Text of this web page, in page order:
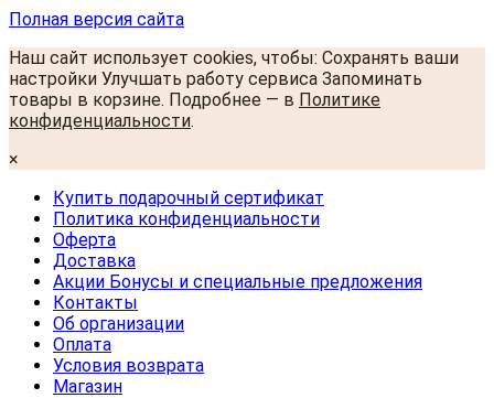
Полная версия сайта
Наш сайт использует cookies, чтобы: Сохранять ваши
настройки Улучшать работу сервиса Запоминать
товары в корзине. Подробнее — в Политике
конфиденциальности.
×
Купить подарочный сертификат
Политика конфиденциальности
Оферта
Доставка
Акции Бонусы и специальные предложения
Контакты
Об организации
Оплата
Условия возврата
Магазин